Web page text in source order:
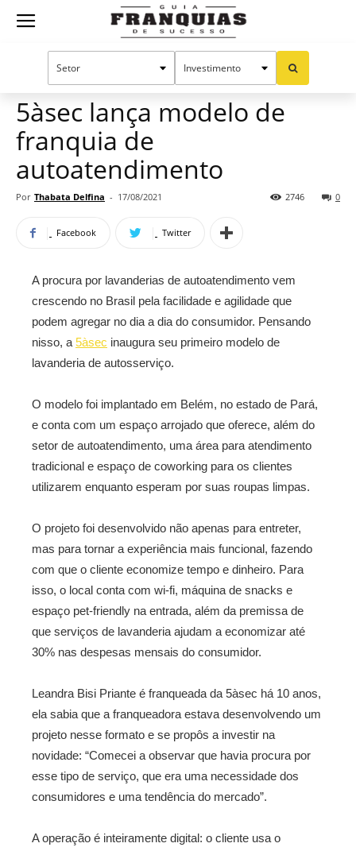
Guia
Mercado de franquias
5àsec lança modelo de
franquia de
autoatendimento
Por Thabata Delfina - 17/08/2021 0
2746
Facebook Twitter
A procura por lavanderias de autoatendimento vem
crescendo no Brasil pela facilidade e agilidade que
podem agregar no dia a dia do consumidor. Pensando
nisso, a 5àsec inaugura seu primeiro modelo de
lavanderia de autosserviço.
O modelo foi implantado em Belém, no estado de Pará,
e conta com um espaço arrojado que oferece, além do
setor de autoatendimento, uma área para atendimento
tradicional e espaço de coworking para os clientes
utilizarem enquanto esperam por suas roupas limpas.
O projeto foi desenvolvido não apenas para entreter,
mas para tornar a experiência mais funcional, fazendo
com que o cliente economize tempo e dinheiro. Para
isso, o local conta com wi-fi, máquina de snacks e
espaço pet-friendly na entrada, além da premissa de
que serviços de lavanderia ajudam a economizar até
30% nas despesas mensais do consumidor.
Leandra Bisi Priante é franqueada da 5àsec há 10 anos,
ela sabia que a franqueadora estava desenvolvendo um
projeto nesse formato e se propôs a investir na
novidade: “Comecei a observar que havia procura por
esse tipo de serviço, que era uma necessidade dos
consumidores e uma tendência do mercado”.
A operação é inteiramente digital: o cliente usa o